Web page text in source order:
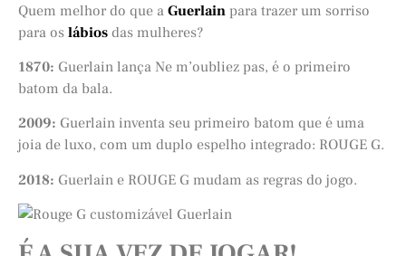
Quem melhor do que a Guerlain para trazer um sorriso
para os lábios das mulheres?
1870: Guerlain lança Ne m’oubliez pas, é o primeiro
batom da bala.
2009: Guerlain inventa seu primeiro batom que é uma
joia de luxo, com um duplo espelho integrado: ROUGE G.
2018: Guerlain e ROUGE G mudam as regras do jogo.